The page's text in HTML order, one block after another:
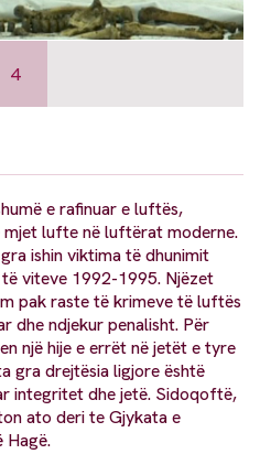
4
e rafinuar e luftës,
mjet lufte në luftërat moderne.
ishin viktima të dhunimit
viteve 1992-1995. Njëzet
pak raste të krimeve të luftës
dhe ndjekur penalisht. Për
një hije e errët në jetët e tyre
gra drejtësia ligjore është
integritet dhe jetë. Sidoqoftë,
ato deri te Gjykata e
Hagë.